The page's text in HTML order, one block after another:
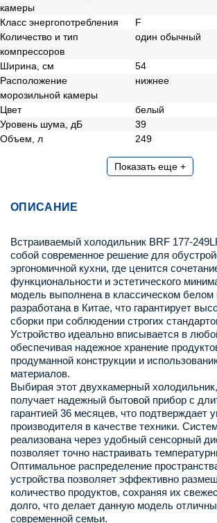
камеры
Класс энергопотребления
F
Количество и тип
компрессоров
один обычный
Ширина, см
54
Расположение
морозильной камеры
нижнее
Цвет
белый
Уровень шума, дБ
39
Объем, л
249
Показать еще +
ОПИСАНИЕ
Встраиваемый холодильник BRF 177-
собой современное решение для
эргономичной кухни, где ценится
функциональности и эстетического
модель выполнена в классическом белом
разработана в Китае, что гарантирует
сборки при соблюдении строгих
Устройство идеально вписывается в
обеспечивая надежное хранение
продуманной конструкции и
материалов.
Выбирая этот двухкамерный
получает надежный бытовой прибор с
гарантией 36 месяцев, что подтверждает
производителя в качестве техники.
реализована через удобный сенсорный
позволяет точно настраивать
Оптимальное распределение
устройства позволяет эффективно
количество продуктов, сохраняя их
долго, что делает данную модель
современной семьи.